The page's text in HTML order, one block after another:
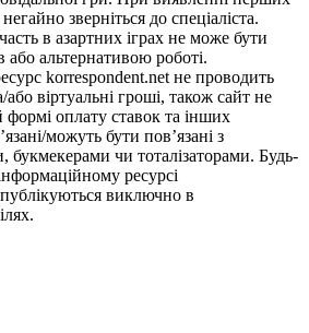
зверніться до спеціаліста.
в азартних іграх не може бути
або альтернативою роботі.
korrespondent.net не проводить
або віртуальні гроші, також сайт не
формі оплату ставок та інших
можуть бути пов’язані з
букмекерами чи тоталізаторами. Будь-
ресурсі
виключно в